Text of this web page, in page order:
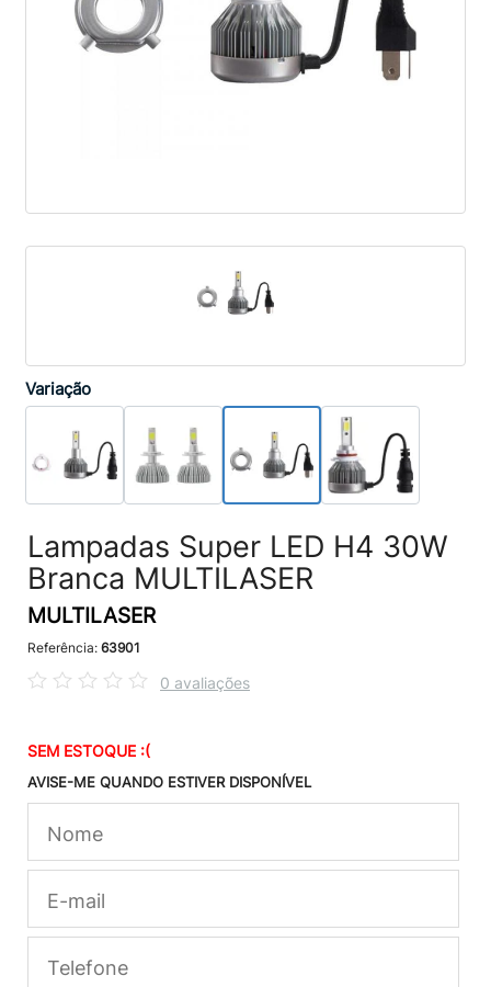
Variação
Lampadas Super LED H4 30W
Branca MULTILASER
MULTILASER
Referência: 63901
0 avaliações
SEM ESTOQUE :(
AVISE-ME QUANDO ESTIVER DISPONÍVEL